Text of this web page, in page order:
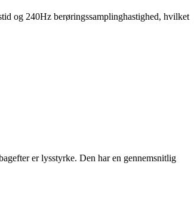
og 240Hz berøringssamplinghastighed, hvilket
er lysstyrke. Den har en gennemsnitlig